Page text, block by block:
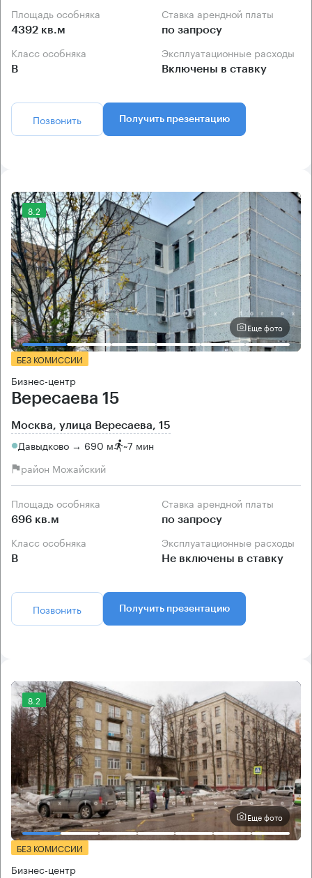
Площадь особняка
4392 кв.м
Ставка арендной платы
по запросу
Класс особняка
B
Эксплуатационные расходы
Включены в ставку
Позвонить Получить презентацию
8.2
Еще фото
БЕЗ КОМИССИИ
Бизнес-центр
Вересаева 15
Москва, улица Вересаева, 15
Давыдково → 690 м ~7 мин
район Можайский
Площадь особняка
696 кв.м
Ставка арендной платы
по запросу
Класс особняка
B
Эксплуатационные расходы
Не включены в ставку
Позвонить Получить презентацию
8.2
Еще фото
БЕЗ КОМИССИИ
Бизнес-центр